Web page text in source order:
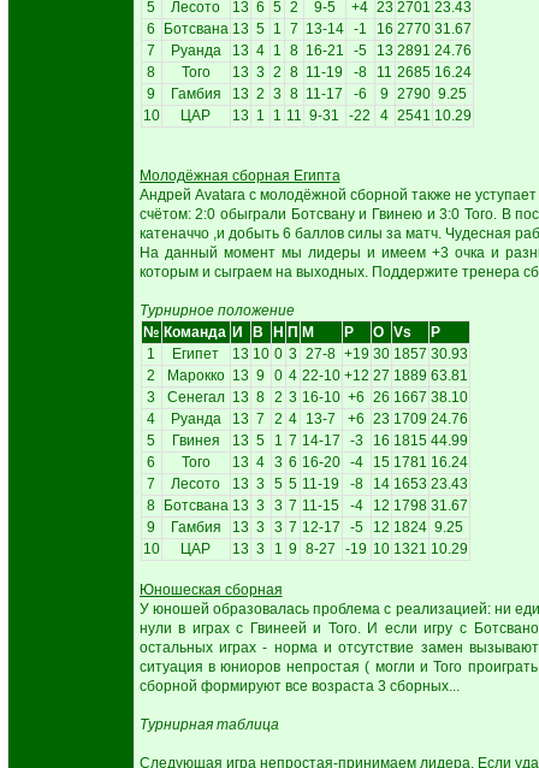
5 Лесото 13 6 5 2 9-5 +4 23 2701 23.43
6
Ботсвана 13 5 1 7 13-14 -1 16 2770 31.67
7
Руанда 13 4 1 8 16-21 -5 13 2891 24.76
8
Того 13 3 2 8 11-19 -8 11 2685 16.24
9
Гамбия 13 2 3 8 11-17 -6 9 2790 9.25
10
ЦАР 13 1 1 11 9-31 -22 4 2541 10.29
Молодёжная сборная Египта
Андрей Avatara с молодёжной сборной также не
счётом: 2:0 обыграли Ботсвану и Гвинею и 3:0 Того. В
катеначчо ,и добыть 6 баллов силы за матч. Чудесная
На данный момент мы лидеры и имеем +3 очка и
которым и сыграем на выходных. Поддержите
Турнирное положение
№ Команда И В Н П М Р О Vs
P
1
Египет 13 10 0 3 27-8 +19 30 1857 30.93
2
Марокко 13 9 0 4 22-10 +12 27 1889 63.81
3
Сенегал 13 8 2 3 16-10 +6 26 1667 38.10
4
Руанда 13 7 2 4 13-7 +6 23 1709 24.76
5
Гвинея 13 5 1 7 14-17 -3 16 1815 44.99
6
Того 13 4 3 6 16-20 -4 15 1781 16.24
7
Лесото 13 3 5 5 11-19 -8 14 1653 23.43
8
Ботсвана 13 3 3 7 11-15 -4 12 1798 31.67
9
Гамбия 13 3 3 7 12-17 -5 12 1824 9.25
10
ЦАР 13 3 1 9 8-27 -19 10 1321 10.29
Юношеская сборная
У юношей образовалась проблема с реализацией: ни
нули в играх с Гвинеей и Того. И если игру с
остальных играх - норма и отсутствие замен
ситуация в юниоров непростая ( могли и Того
сборной формируют все возраста 3 сборных...
Турнирная таблица
Следующая игра непростая-принимаем лидера. Если